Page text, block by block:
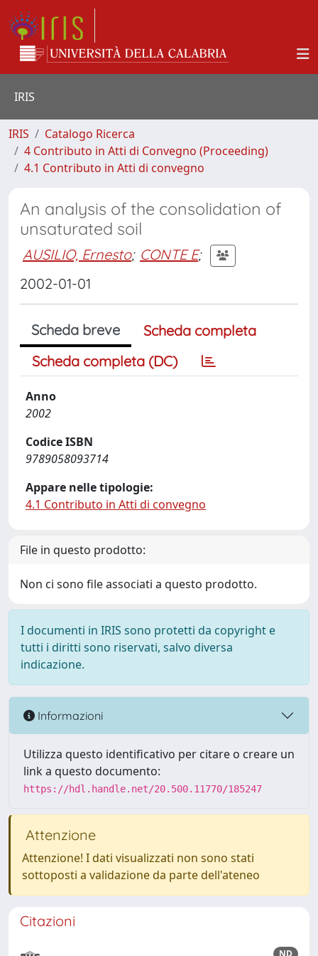
IRIS
IRIS
Catalogo Ricerca
4 Contributo in Atti di Convegno (Proceeding)
4.1 Contributo in Atti di convegno
An analysis of the consolidation of
unsaturated soil
AUSILIO, Ernesto; CONTE E;
2002-01-01
Scheda breve
Scheda completa
Scheda completa (DC)
Anno
2002
Codice ISBN
9789058093714
Appare nelle tipologie:
4.1 Contributo in Atti di convegno
File in questo prodotto:
Non ci sono file associati a questo prodotto.
I documenti in IRIS sono protetti da copyright e
tutti i diritti sono riservati, salvo diversa
indicazione.
Informazioni
Utilizza questo identificativo per citare o creare un
link a questo documento:
https://hdl.handle.net/20.500.11770/185247
Attenzione
Attenzione! I dati visualizzati non sono stati
sottoposti a validazione da parte dell'ateneo
Citazioni